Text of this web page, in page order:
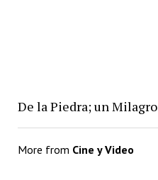
De la Piedra; un Milagro
More from Cine y Video